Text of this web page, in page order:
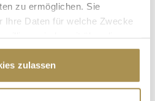
zu ermöglichen. Sie
Ihre Daten für welche Zwecke
Klicken auf das Privacy
widerrufen
zulassen